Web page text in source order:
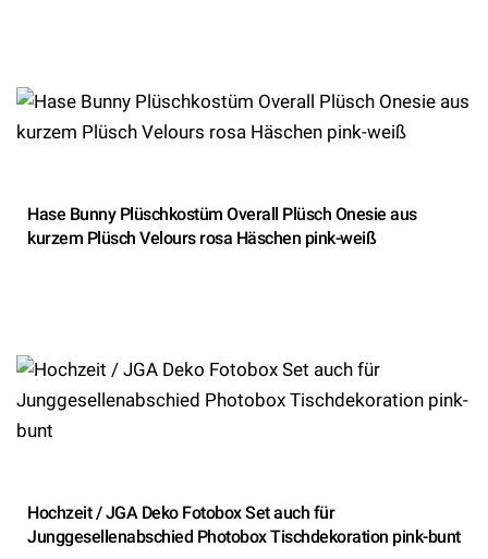
Hase Bunny Plüschkostüm Overall Plüsch Onesie aus
kurzem Plüsch Velours rosa Häschen pink-weiß
Hochzeit / JGA Deko Fotobox Set auch für
Junggesellenabschied Photobox Tischdekoration pink-bunt